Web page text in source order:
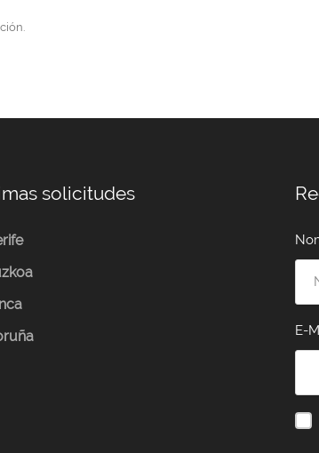
solicitudes
E-